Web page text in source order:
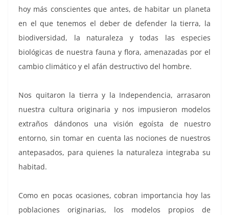
hoy más conscientes que antes, de habitar un planeta
en el que tenemos el deber de defender la tierra, la
biodiversidad, la naturaleza y todas las especies
biológicas de nuestra fauna y flora, amenazadas por el
cambio climático y el afán destructivo del hombre.
Nos quitaron la tierra y la Independencia, arrasaron
nuestra cultura originaria y nos impusieron modelos
extraños dándonos una visión egoísta de nuestro
entorno, sin tomar en cuenta las nociones de nuestros
antepasados, para quienes la naturaleza integraba su
habitad.
Como en pocas ocasiones, cobran importancia hoy las
poblaciones originarias, los modelos propios de